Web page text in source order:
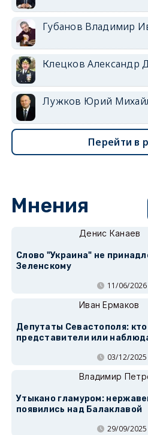
Губанов Владимир
Клецков Александр
Лужков Юрий
Перейти в
Мнения
Денис Канаев
Слово "Украина" не
Зеленскому
11/06/
Иван Ермаков
Депутаты Севастополя:
представители или
03/12/
Владимир
Утыкано гламуром:
появились над Балаклавой
29/09/